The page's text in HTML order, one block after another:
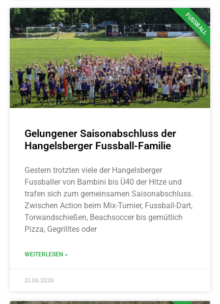
FUSSBALL
Gelungener Saisonabschluss der
Hangelsberger Fussball-Familie
Gestern trotzten viele der Hangelsberger
Fussballer von Bambini bis Ü40 der Hitze und
trafen sich zum gemeinsamen Saisonabschluss.
Zwischen Action beim Mix-Turnier, Fussball-Dart,
Torwandschießen, Beachsoccer bis gemütlich
Pizza, Gegrilltes oder
WEITERLESEN »
21.06.2026